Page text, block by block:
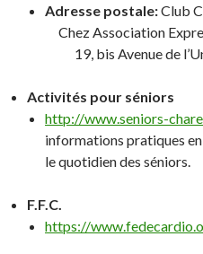
Adresse postale:Club
Chez
19, bis Avenue de
Activités pour séniors
http://www.seniors-
informations pratiques
le quotidien des séniors.
F.F.C.
https://